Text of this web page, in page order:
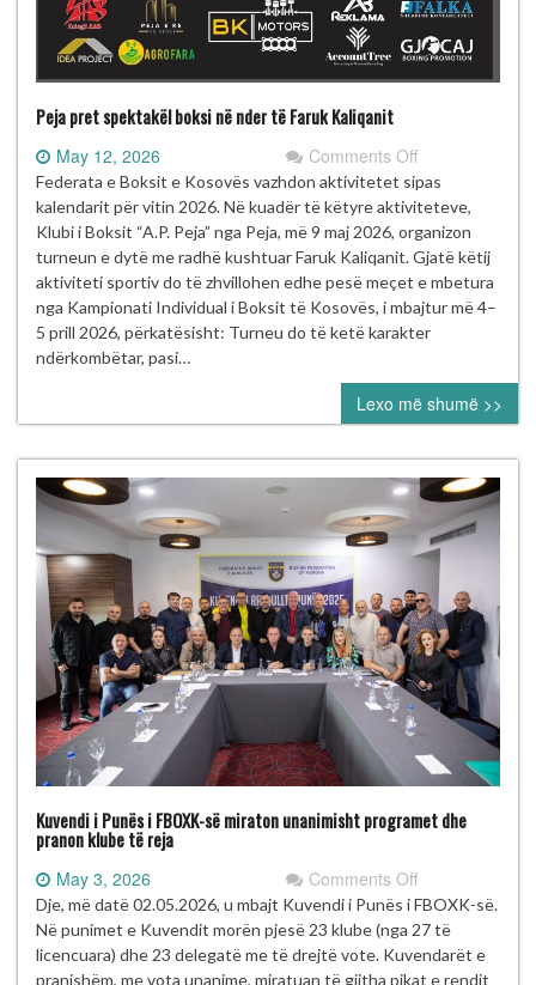
Peja pret spektakël boksi në nder të Faruk Kaliqanit
May 12, 2026 Comments Offon
Peja
pret
spektakël
boksi
në
nder
të
Kaliqanit
Federata e Boksit e Kosovës vazhdon aktivitetet sipas
kalendarit për vitin 2026. Në kuadër të këtyre aktiviteteve,
Klubi i Boksit “A.P. Peja” nga Peja, më 9 maj 2026, organizon
turneun e dytë me radhë kushtuar Faruk Kaliqanit. Gjatë këtij
aktiviteti sportiv do të zhvillohen edhe pesë meçet e mbetura
nga Kampionati Individual i Boksit të Kosovës, i mbajtur më 4–
5 prill 2026, përkatësisht: Turneu do të ketë karakter
ndërkombëtar, pasi…
Lexo më shumë >>
Kuvendi i Punës i FBOXK-së miraton unanimisht programet dhe
pranon klube të reja
May 3, 2026 Comments Offon
Kuvendi
i
Punës
i
Dje, më datë 02.05.2026, u mbajt Kuvendi i Punës i FBOXK-së.
Në punimet e Kuvendit morën pjesë 23 klube (nga 27 të
licencuara) dhe 23 delegatë me të drejtë vote. Kuvendarët e
pranishëm, me vota unanime, miratuan të gjitha pikat e rendit